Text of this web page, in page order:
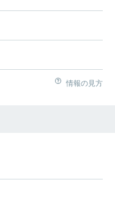
情報の見方